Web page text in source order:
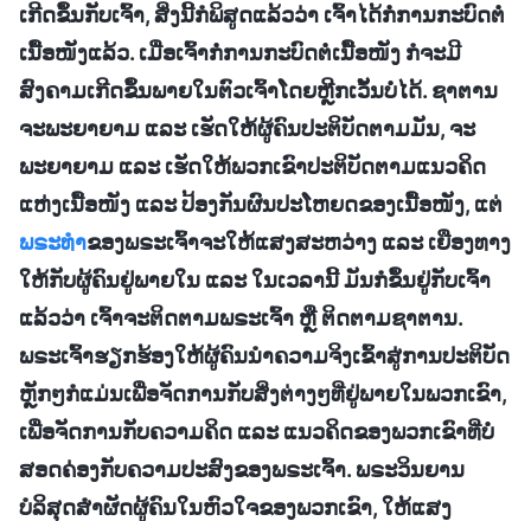
ເກີດຂຶ້ນກັບເຈົ້າ, ສິ່ງນີ້ກໍພິສູດແລ້ວວ່າ ເຈົ້າໄດ້ກໍ່ການກະບົດຕໍ່
ເນື້ອໜັງແລ້ວ. ເມື່ອເຈົ້າກໍ່ການກະບົດຕໍ່ເນື້ອໜັງ ກໍຈະມີ
ສົງຄາມເກີດຂຶ້ນພາຍໃນຕົວເຈົ້າໂດຍຫຼີກເວັ້ນບໍ່ໄດ້. ຊາຕານ
ຈະພະຍາຍາມ ແລະ ເຮັດໃຫ້ຜູ້ຄົນປະຕິບັດຕາມມັນ, ຈະ
ພະຍາຍາມ ແລະ ເຮັດໃຫ້ພວກເຂົາປະຕິບັດຕາມແນວຄິດ
ແຫ່ງເນື້ອໜັງ ແລະ ປ້ອງກັນຜົນປະໂຫຍດຂອງເນື້ອໜັງ, ແຕ່
ພຣະທຳຂອງພຣະເຈົ້າຈະໃຫ້ແສງສະຫວ່າງ ແລະ ເຍືອງທາງ
ໃຫ້ກັບຜູ້ຄົນຢູ່ພາຍໃນ ແລະ ໃນເວລານີ້ ມັນກໍຂຶ້ນຢູ່ກັບເຈົ້າ
ແລ້ວວ່າ ເຈົ້າຈະຕິດຕາມພຣະເຈົ້າ ຫຼື ຕິດຕາມຊາຕານ.
ພຣະເຈົ້າຮຽກຮ້ອງໃຫ້ຜູ້ຄົນນໍາຄວາມຈິງເຂົ້າສູ່ການປະຕິບັດ
ຫຼັກໆກໍແມ່ນເພື່ອຈັດການກັບສິ່ງຕ່າງໆທີ່ຢູ່ພາຍໃນພວກເຂົາ,
ເພື່ອຈັດການກັບຄວາມຄິດ ແລະ ແນວຄິດຂອງພວກເຂົາທີ່ບໍ່
ສອດຄ່ອງກັບຄວາມປະສົງຂອງພຣະເຈົ້າ. ພຣະວິນຍານ
ບໍລິສຸດສຳຜັດຜູ້ຄົນໃນຫົວໃຈຂອງພວກເຂົາ, ໃຫ້ແສງ